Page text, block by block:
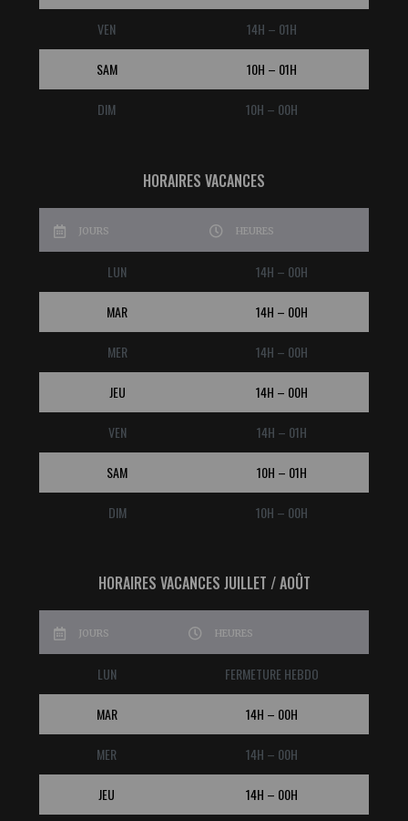
VEN 14H – 01H
SAM 10H – 01H
DIM 10H – 00H
HORAIRES VACANCES
JOURS HEURES
LUN 14H – 00H
MAR 14H – 00H
MER 14H – 00H
JEU 14H – 00H
VEN 14H – 01H
SAM 10H – 01H
DIM 10H – 00H
HORAIRES VACANCES JUILLET / AOÛT
JOURS HEURES
LUN FERMETURE HEBDO
MAR 14H – 00H
MER 14H – 00H
JEU 14H – 00H